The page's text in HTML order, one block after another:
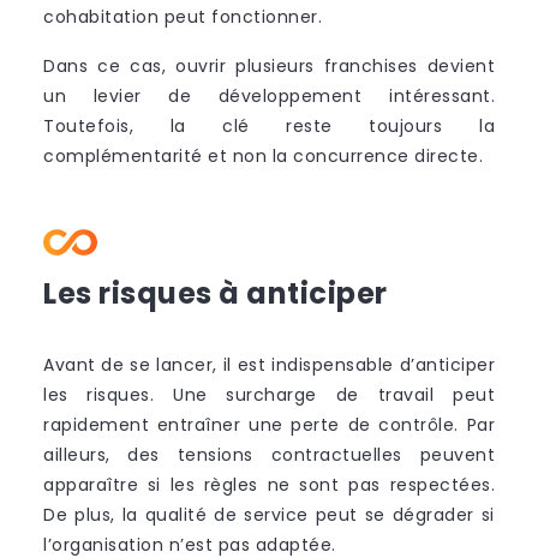
cohabitation peut fonctionner.
Dans ce cas, ouvrir plusieurs franchises devient
un levier de développement intéressant.
Toutefois, la clé reste toujours la
complémentarité et non la concurrence directe.
Les risques à anticiper
Avant de se lancer, il est indispensable d’anticiper
les risques. Une surcharge de travail peut
rapidement entraîner une perte de contrôle. Par
ailleurs, des tensions contractuelles peuvent
apparaître si les règles ne sont pas respectées.
De plus, la qualité de service peut se dégrader si
l’organisation n’est pas adaptée.